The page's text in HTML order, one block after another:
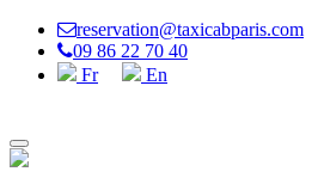
reservation@taxicabparis.com
09 86 22 70 40
Fr
En